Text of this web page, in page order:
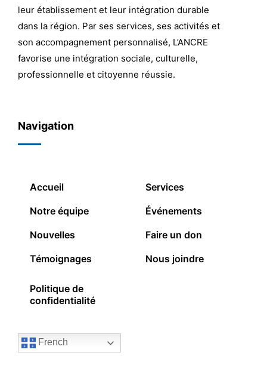
leur établissement et leur intégration durable
dans la région. Par ses services, ses activités et
son accompagnement personnalisé, L’ANCRE
favorise une intégration sociale, culturelle,
professionnelle et citoyenne réussie.
Navigation
Accueil
Notre équipe
Nouvelles
Témoignages
Services
Événements
Faire un don
Nous joindre
Politique de
confidentialité
French